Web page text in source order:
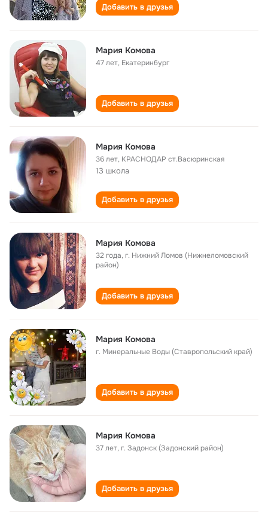
Добавить в друзья
Мария Комова
47 лет, Екатеринбург
Добавить в друзья
Мария Комова
36 лет, КРАСНОДАР ст.Васюринская
13 школа
Добавить в друзья
Мария Комова
32 года,г. Нижний Ломов (Нижнеломовский
район)
Добавить в друзья
Мария Комова
г. Минеральные Воды (Ставропольский край)
Добавить в друзья
Мария Комова
37 лет,г. Задонск (Задонский район)
Добавить в друзья